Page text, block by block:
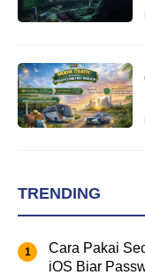
TRENDING
Cara Pakai
iOS Biar